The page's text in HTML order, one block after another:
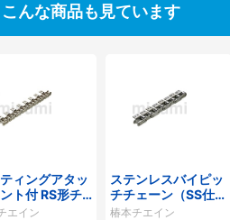
んな商品も見ています
ィングアタッ
ト付 RS形チ
（NEP仕様）
エイン
ステンレスバイピッ
チチェーン（SS仕
様）
椿本チエイン